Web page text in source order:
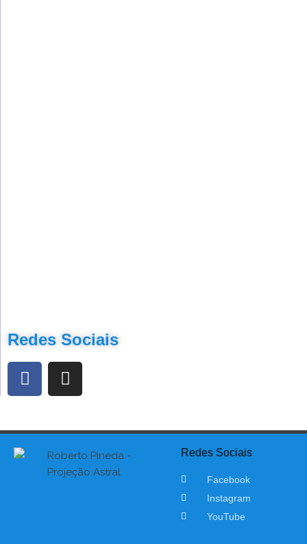
Redes Sociais
Redes Sociais
Facebook
Instagram
YouTube